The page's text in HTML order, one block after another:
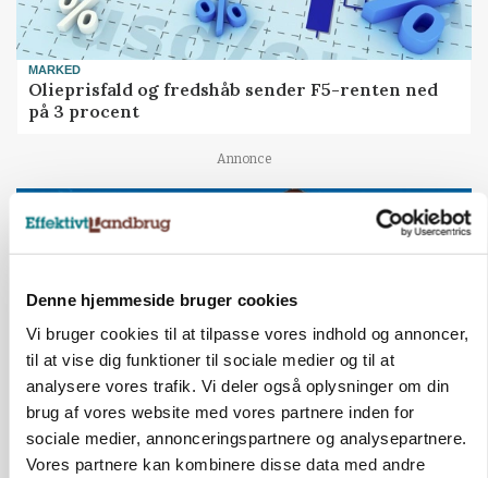
Denne hjemmeside bruger cookies
Vi bruger cookies til at tilpasse vores indhold og annoncer,
til at vise dig funktioner til sociale medier og til at
analysere vores trafik. Vi deler også oplysninger om din
brug af vores website med vores partnere inden for
sociale medier, annonceringspartnere og analysepartnere.
Vores partnere kan kombinere disse data med andre
MARKED
Olieprisfald og fredshåb sender F5-renten ned
på 3 procent
Annonce
Lave grisepriser og nye regler øger landbobanks